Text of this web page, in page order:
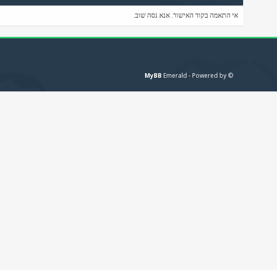
אי התאמה בקוד האישור. אנא נסה שוב.
© Emerald - Powered by
MyBB